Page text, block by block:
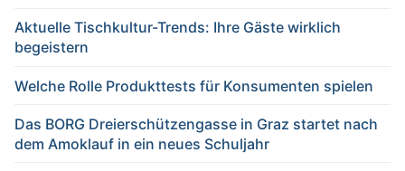
Aktuelle Tischkultur-Trends: Ihre Gäste wirklich
begeistern
Welche Rolle Produkttests für Konsumenten spielen
Das BORG Dreierschützengasse in Graz startet nach
dem Amoklauf in ein neues Schuljahr